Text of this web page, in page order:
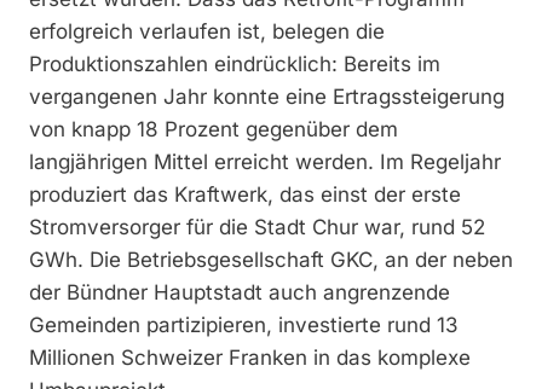
erfolgreich verlaufen ist, belegen die
Produktionszahlen eindrücklich: Bereits im
vergangenen Jahr konnte eine Ertragssteigerung
von knapp 18 Prozent gegenüber dem
langjährigen Mittel erreicht werden. Im Regeljahr
produziert das Kraftwerk, das einst der erste
Stromversorger für die Stadt Chur war, rund 52
GWh. Die Betriebsgesellschaft GKC, an der neben
der Bündner Hauptstadt auch angrenzende
Gemeinden partizipieren, investierte rund 13
Millionen Schweizer Franken in das komplexe